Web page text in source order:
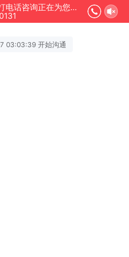
可直接拨打电话咨询正在为您服务
03:03:39 开始沟通